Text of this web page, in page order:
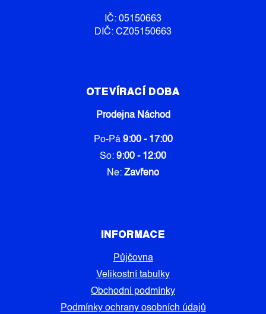
IČ: 05150663
DIČ: CZ05150663
OTEVÍRACÍ DOBA
Prodejna Náchod
Po-Pá 9:00 - 17:00
So: 9:00 - 12:00
Ne: Zavřeno
INFORMACE
Půjčovna
Velikostní tabulky
Obchodní podmínky
Podmínky ochrany osobních údajů